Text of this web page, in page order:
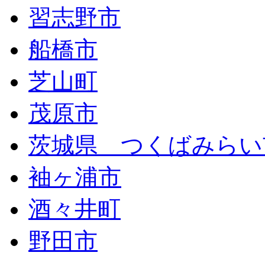
習志野市
船橋市
芝山町
茂原市
茨城県 つくばみら
袖ヶ浦市
酒々井町
野田市